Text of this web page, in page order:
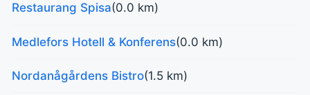
Restaurang Spisa(0.0 km)
Medlefors Hotell & Konferens(0.0 km)
Nordanågårdens Bistro(1.5 km)